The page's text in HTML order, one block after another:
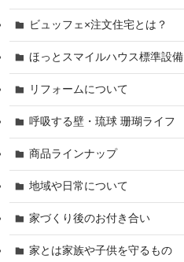
ビュッフェ×注文住宅とは？
ほっとスマイルハウス標準設備
リフォームについて
呼吸する壁・琉球 珊瑚ライフ
商品ラインナップ
地域や日常について
家づくり後のお付き合い
家とは家族や子供を守るもの